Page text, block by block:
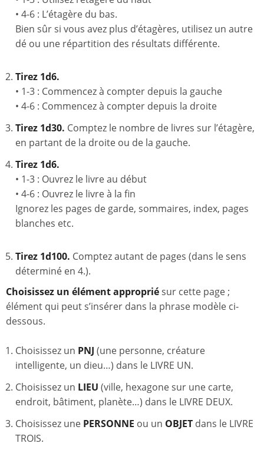
• 4-6 : L’étagère du bas.
Bien sûr si vous avez plus d’étagères, utilisez un autre
dé ou une répartition des résultats différente.
Tirez 1d6.
• 1-3 : Commencez à compter depuis la gauche
• 4-6 : Commencez à compter depuis la droite
Tirez 1d30. Comptez le nombre de livres sur l’étagère,
en partant de la droite ou de la gauche.
Tirez 1d6.
• 1-3 : Ouvrez le livre au début
• 4-6 : Ouvrez le livre à la fin
Ignorez les pages de garde, sommaires, index, pages
blanches etc.
Tirez 1d100. Comptez autant de pages (dans le sens
déterminé en 4.).
Choisissez un élément appropriésur cette page ;
élément qui peut s’insérer dans la phrase modèle ci-
dessous.
Choisissez un PNJ (une personne, créature
intelligente, un dieu…) dans le LIVRE UN.
Choisissez un LIEU (ville, hexagone sur une carte,
endroit, bâtiment, planète…) dans le LIVRE DEUX.
Choisissez une PERSONNE ou un OBJET dans le LIVRE
TROIS.